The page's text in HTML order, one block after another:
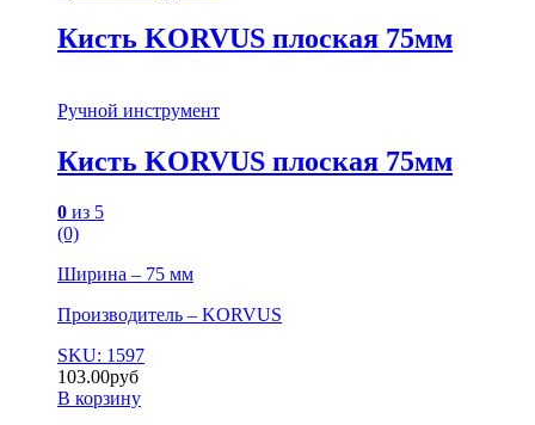
Кисть KORVUS плоская 75мм
Ручной инструмент
Кисть KORVUS плоская 75мм
0 из 5
(0)
Ширина – 75 мм
Производитель – KORVUS
SKU: 1597
103.00руб
В корзину